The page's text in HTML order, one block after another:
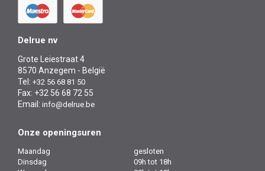
Delrue nv
Grote Leiestraat 4
8570 Anzegem - België
Tel: +32 56 68 81 50
Fax: +32 56 68 72 55
Email: info@delrue.be
Onze openingsuren
Maandag
gesloten
Dinsdag
09h tot 18h